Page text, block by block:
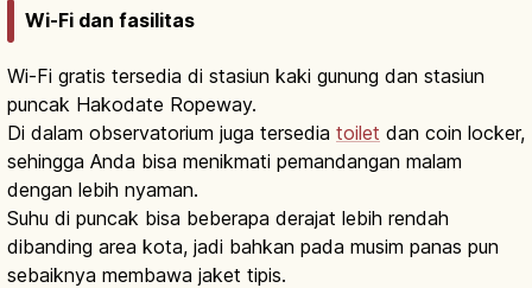
Wi-Fi dan fasilitas
Wi-Fi gratis tersedia di stasiun kaki gunung dan stasiun
puncak Hakodate Ropeway.
Di dalam observatorium juga tersedia toilet dan coin locker,
sehingga Anda bisa menikmati pemandangan malam
dengan lebih nyaman.
Suhu di puncak bisa beberapa derajat lebih rendah
dibanding area kota, jadi bahkan pada musim panas pun
sebaiknya membawa jaket tipis.